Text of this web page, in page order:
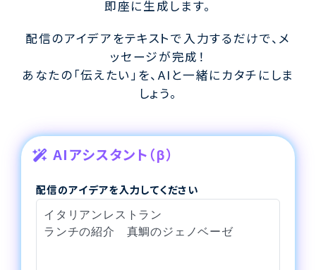
即座に生成します。
配信のアイデアをテキストで入力するだけで、メ
ッセージが完成！
あなたの「伝えたい」を、AIと一緒にカタチにしま
しょう。
AIアシスタント（β）
配信のアイデアを入力してください